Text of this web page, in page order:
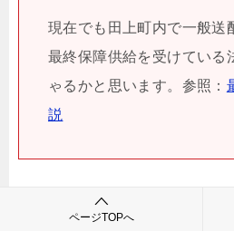
現在でも田上町内で一般送
最終保障供給を受けている
ゃるかと思います。参照：
説
当社では、最終保障供給からの
ページTOPへ